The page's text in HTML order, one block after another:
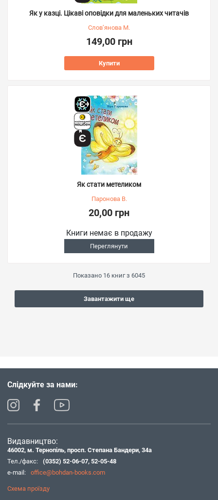
Як у казці. Цікаві оповідки для маленьких читачів
Слов’янова М.
149,00 грн
Купити
Як стати метеликом
Паронова В.
20,00 грн
Книги немає в продажу
Переглянути
Показано 16 книг з 6045
Завантажити ще
Слідкуйте за нами:
Видавництво:
46002, м. Тернопіль, просп. Степана Бандери, 34а
Тел./факс:
(0352) 52-06-07, 52-05-48
e-mail:
office@bohdan-books.com
Схема проїзду